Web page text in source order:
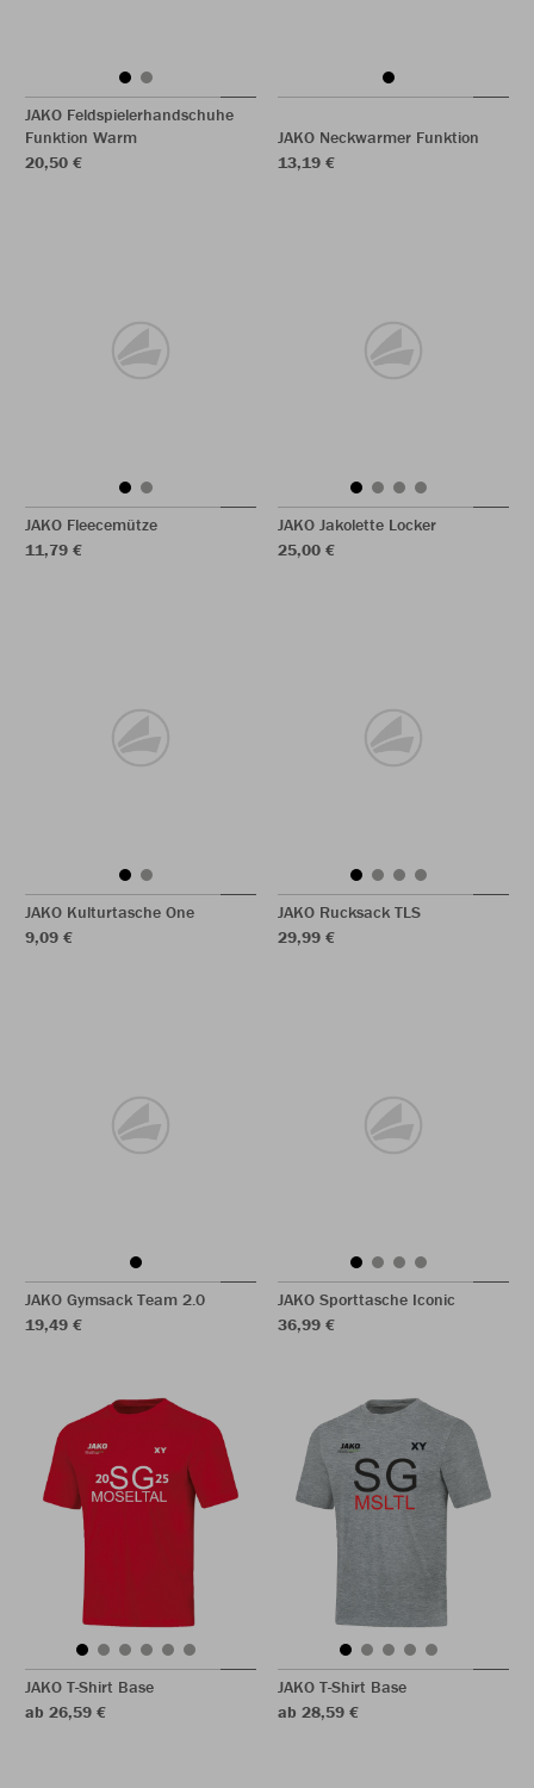
JAKO Feldspielerhandschuhe
Funktion Warm
20,50 €
JAKO Neckwarmer Funktion
13,19 €
JAKO Fleecemütze
11,79 €
JAKO Jakolette Locker
25,00 €
JAKO Kulturtasche One
9,09 €
JAKO Rucksack TLS
29,99 €
JAKO Gymsack Team 2.0
19,49 €
JAKO Sporttasche Iconic
36,99 €
JAKO T-Shirt Base
ab 26,59 €
JAKO T-Shirt Base
ab 28,59 €